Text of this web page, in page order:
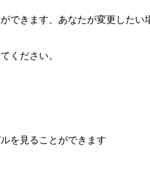
できます、あなたが変更したい
ください。
を見ることができます